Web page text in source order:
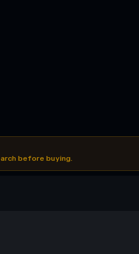
before buying.